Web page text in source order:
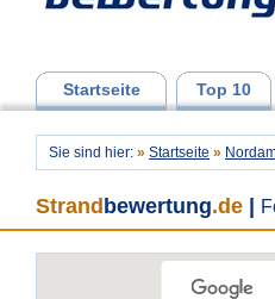
Startseite Top 10
Sie sind hier: » Startseite »
Strand bewertung.de